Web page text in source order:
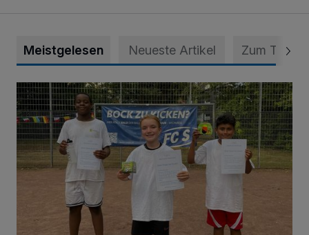
Meistgelesen Neueste Artikel Zum Thema
Bolzplatz-Tour: Viele Tore am Kalkumer Feld